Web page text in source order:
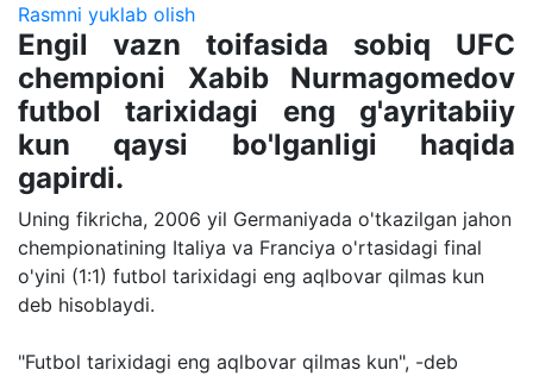
Rasmni yuklab olish
Engil vazn toifasida sobiq UFC
chempioni Xabib Nurmagomedov
futbol tarixidagi eng g'ayritabiiy
kun qaysi bo'lganligi haqida
gapirdi.
Uning fikricha, 2006 yil Germaniyada o'tkazilgan jahon
chempionatining Italiya va Franciya o'rtasidagi final
o'yini (1:1) futbol tarixidagi eng aqlbovar qilmas kun
deb hisoblaydi.
"Futbol tarixidagi eng aqlbovar qilmas kun", -deb